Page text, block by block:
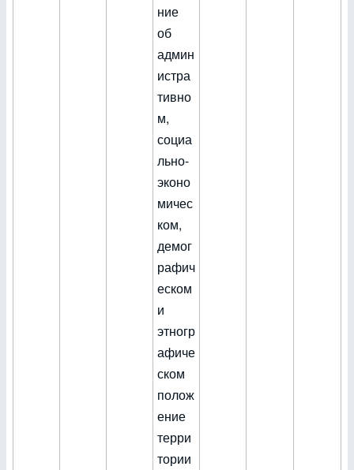
ние
об
админ
истра
тивно
м,
социа
льно-
эконо
мичес
ком,
демог
рафич
еском
и
этногр
афиче
ском
полож
ение
терри
тории